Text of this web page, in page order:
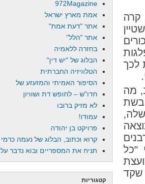
קרה
לכך
מה
"כל
972Magazine
אמת מארץ ישראל
אתר "דעת אמת"
אתר "הלל"
בחזרה ללאמיה
הבלוג של "יש דין"
הטלוויזיה החברתית
הסיפור האמיתי והמזעזע של
חדו"ש – לחופש דת ושוויון
לא מזיק ברובו
עמודו!
פרויקט בן יהודה
קרוא וכתוב, הבלוג של נעמה כרמי
תניח את המספריים ובוא נדבר
קטגוריות